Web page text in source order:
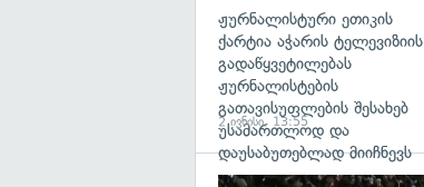
ჟურნალისტური ეთიკის
ქარტია აჭარის ტელევიზიის
გადაწყვეტილებას
ჟურნალისტების
გათავისუფლების შესახებ
უსამართლოდ და
დაუსაბუთებლად მიიჩნევს
2 ივნისი, 13:55